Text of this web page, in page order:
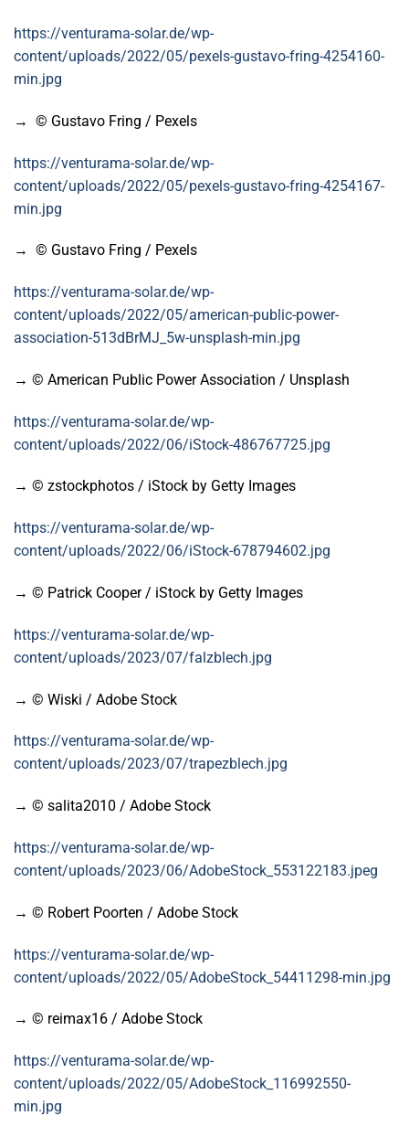
https://venturama-solar.de/wp-
content/uploads/2022/05/pexels-gustavo-fring-4254160-
min.jpg
→ © Gustavo Fring / Pexels
https://venturama-solar.de/wp-
content/uploads/2022/05/pexels-gustavo-fring-4254167-
min.jpg
→ © Gustavo Fring / Pexels
https://venturama-solar.de/wp-
content/uploads/2022/05/american-public-power-
association-513dBrMJ_5w-unsplash-min.jpg
→ © American Public Power Association / Unsplash
https://venturama-solar.de/wp-
content/uploads/2022/06/iStock-486767725.jpg
→ © zstockphotos / iStock by Getty Images
https://venturama-solar.de/wp-
content/uploads/2022/06/iStock-678794602.jpg
→ © Patrick Cooper / iStock by Getty Images
https://venturama-solar.de/wp-
content/uploads/2023/07/falzblech.jpg
→ © Wiski / Adobe Stock
https://venturama-solar.de/wp-
content/uploads/2023/07/trapezblech.jpg
→ © salita2010 / Adobe Stock
https://venturama-solar.de/wp-
content/uploads/2023/06/AdobeStock_553122183.jpeg
→ © Robert Poorten / Adobe Stock
https://venturama-solar.de/wp-
content/uploads/2022/05/AdobeStock_54411298-min.jpg
→ © reimax16 / Adobe Stock
https://venturama-solar.de/wp-
content/uploads/2022/05/AdobeStock_116992550-
min.jpg